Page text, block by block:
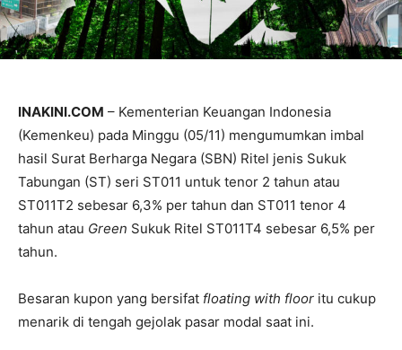
INAKINI.COM – Kementerian Keuangan Indonesia
(Kemenkeu) pada Minggu (05/11) mengumumkan imbal
hasil Surat Berharga Negara (SBN) Ritel jenis Sukuk
Tabungan (ST) seri ST011 untuk tenor 2 tahun atau
ST011T2 sebesar 6,3% per tahun dan ST011 tenor 4
tahun atau Green Sukuk Ritel ST011T4 sebesar 6,5% per
tahun.
Besaran kupon yang bersifat floating with floor itu cukup
menarik di tengah gejolak pasar modal saat ini.